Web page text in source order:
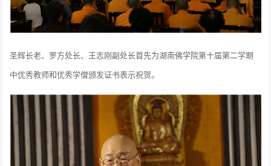
圣辉长老、罗方处长、王志刚副处长首先为湖南佛学院第十届第二学期
中优秀教师和优秀学僧颁发证书表示祝贺。